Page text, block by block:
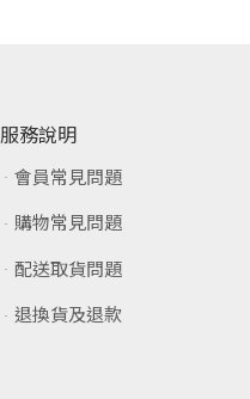
服務說明
會員常見問題
購物常見問題
配送取貨問題
退換貨及退款